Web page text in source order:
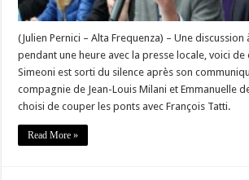
(Julien Pernici – Alta Frequenza) – Une
pendant une heure avec la presse locale, voici
Simeoni est sorti du silence après son
compagnie de Jean-Louis Milani et Emmanuelle
choisi de couper les ponts avec François Tatti.
Read More »